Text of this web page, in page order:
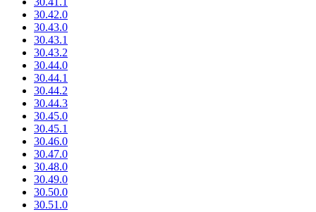
30.42.0
30.43.0
30.43.1
30.43.2
30.44.0
30.44.1
30.44.2
30.44.3
30.45.0
30.45.1
30.46.0
30.47.0
30.48.0
30.49.0
30.50.0
30.51.0